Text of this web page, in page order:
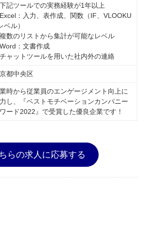
下記ツールでの実務経験が1年以上
Excel：入力、表作成、関数（IF、VLOOKU
ベル）
数のリストから集計が可能なレベル
Word：文書作成
チャットツールを用いた社内外の連絡
都中央区
時から従業員のエンゲージメント向上に
し、『ベストモチベーションカンパニー
ード2022』で受賞した優良企業です！
らの求人に応募する